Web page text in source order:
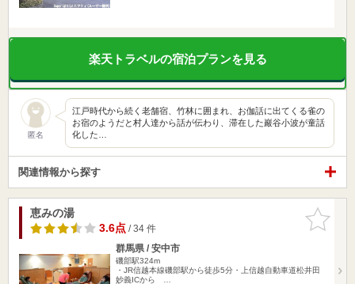
楽天トラベルの宿泊プランを見る
匿名
江戸時代から続く老舗宿、竹林に囲まれ、お伽話に出てくる雀の
お宿のようだと村人達から話が伝わり、滞在した巖谷小波が童話
化した…
関連情報から探す
お気に入
りに追加
恵みの湯
3.6点/ 34 件
群馬県 / 安中市
磯部駅324m
・JR信越本線磯部駅から徒歩5分・上信越自動車道松井田
妙義ICから …